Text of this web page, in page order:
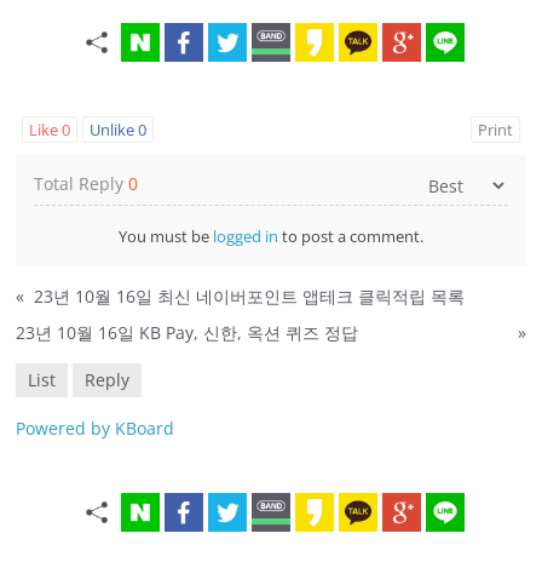
Like0 Unlike0 Print
Total Reply0
You must be logged in to post a comment.
« 23년 10월 16일 최신 네이버포인트 앱테크 클릭적립 목록
23년 10월 16일 KB Pay, 신한, 옥션 퀴즈 정답
»
List Reply
Powered by KBoard